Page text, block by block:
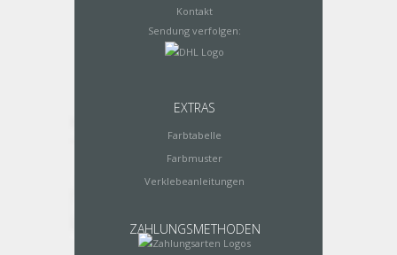
Kontakt
Sendung verfolgen:
EXTRAS
Farbtabelle
Farbmuster
Verklebeanleitungen
ZAHLUNGSMETHODEN